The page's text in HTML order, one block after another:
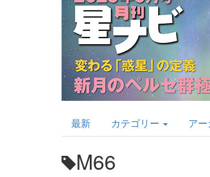
AstroArts
Topics
最新 カテゴリー ア
M66